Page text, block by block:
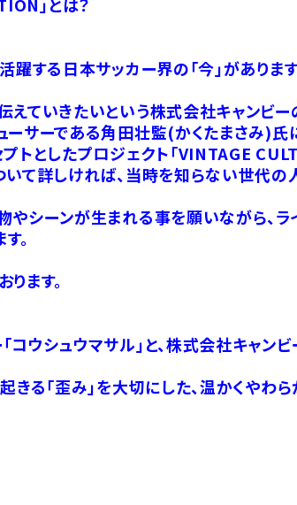
する日本サッカー界の「今」があります
ていきたいという株式会社キャンビー
サーである角田壮監(かくたまさみ)氏
トとしたプロジェクト「VINTAGE
て詳しければ、当時を知らない世代
シーンが生まれる事を願いながら、ラ
。
ます。
ウシュウマサル」と、株式会社キャン
きる「歪み」を大切にした、温かくや